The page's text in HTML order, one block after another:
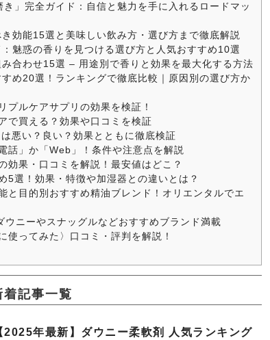
」完全ガイド：自信と魅力を手に入れるロードマッ
効能15選と美味しい飲み方・選び方まで徹底解説
魅惑の香りを見つける選び方と人気おすすめ10選
合わせ15選 – 用途別で香りと効果を最大化する方法
め20選！ランキングで徹底比較｜原因別の選び方か
プルケアサプリの効果を検証！
で買える？効果や口コミを検証
悪い？良い？効果とともに徹底検証
話」か「Web」！条件や注意点を解説
効果・口コミを解説！最安値はどこ？
5選！効果・特徴や加湿器との違いとは？
と目的別おすすめ精油ブレンド！オリエンタルでエ
ニーやスナッグルなどおすすめブランド満載
使ってみた〉口コミ・評判を解説！
着記事一覧
2025年最新】ダウニー柔軟剤 人気ランキング